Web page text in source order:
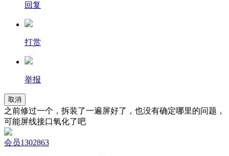
回复
打赏
举报
取消
之前修过一个，拆装了一遍屏好了，也没有确定哪里的问题，
可能屏线接口氧化了吧
会员1302863